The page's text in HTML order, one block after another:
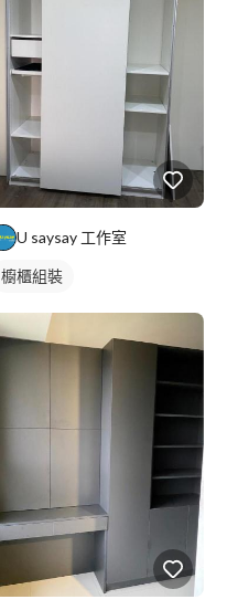
U saysay 工作室
櫥櫃組裝